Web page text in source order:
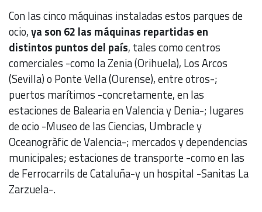
Con las cinco máquinas instaladas estos parques de
ocio,ya son 62 las máquinas repartidas en
distintos puntos del país, tales como centros
comerciales -como la Zenia (Orihuela), Los Arcos
(Sevilla) o Ponte Vella (Ourense), entre otros-;
puertos marítimos -concretamente, en las
estaciones de Balearia en Valencia y Denia-; lugares
de ocio -Museo de las Ciencias, Umbracle y
Oceanogràfic de Valencia-; mercados y dependencias
municipales; estaciones de transporte -como en las
de Ferrocarrils de Cataluña-y un hospital -Sanitas La
Zarzuela-.